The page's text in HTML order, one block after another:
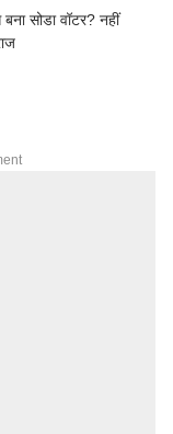
सोडा वॉटर? नहीं